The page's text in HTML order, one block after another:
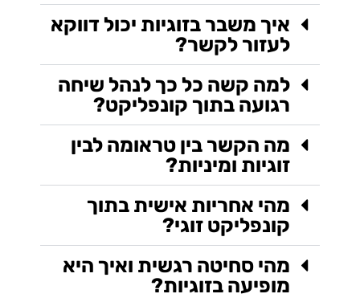
איך משבר בזוגיות יכול דווקא
לעזור לקשר?
למה קשה כל כך לנהל שיחה
רגועה בתוך קונפליקט?
מה הקשר בין טראומה לבין
זוגיות ומיניות?
מהי אחריות אישית בתוך
קונפליקט זוגי?
מהי סחיטה רגשית ואיך היא
מופיעה בזוגיות?